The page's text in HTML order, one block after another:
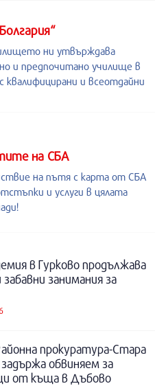
ни утвърждава
и предпочитано училище в
квалифицирани и всеотдайни
на СБА
на пътя с карта от СБА
и услуги в цялата
в Гурково продължава
занимания за
прокуратура-Стара
обвиняем за
от къща в Дъбово